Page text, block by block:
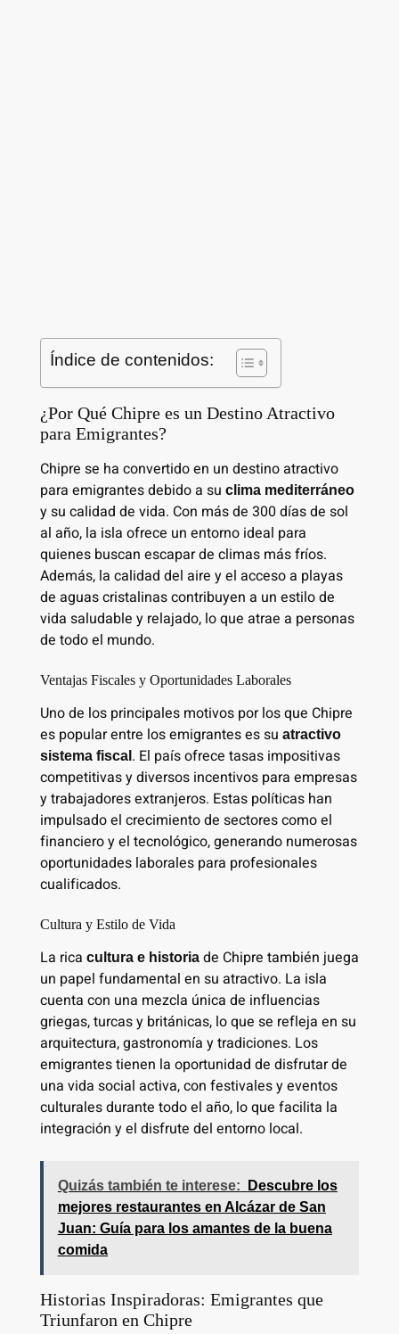
Índice de contenidos:
¿Por Qué Chipre es un Destino Atractivo
para Emigrantes?
Chipre se ha convertido en un destino atractivo
para emigrantes debido a su clima mediterráneo
y su calidad de vida. Con más de 300 días de sol
al año, la isla ofrece un entorno ideal para
quienes buscan escapar de climas más fríos.
Además, la calidad del aire y el acceso a playas
de aguas cristalinas contribuyen a un estilo de
vida saludable y relajado, lo que atrae a personas
de todo el mundo.
Ventajas Fiscales y Oportunidades Laborales
Uno de los principales motivos por los que Chipre
es popular entre los emigrantes es su atractivo
sistema fiscal . El país ofrece tasas impositivas
competitivas y diversos incentivos para empresas
y trabajadores extranjeros. Estas políticas han
impulsado el crecimiento de sectores como el
financiero y el tecnológico, generando numerosas
oportunidades laborales para profesionales
cualificados.
Cultura y Estilo de Vida
La rica cultura e historiade Chipre también juega
un papel fundamental en su atractivo. La isla
cuenta con una mezcla única de influencias
griegas, turcas y británicas, lo que se refleja en su
arquitectura, gastronomía y tradiciones. Los
emigrantes tienen la oportunidad de disfrutar de
una vida social activa, con festivales y eventos
culturales durante todo el año, lo que facilita la
integración y el disfrute del entorno local.
Quizás también te interese:
Descubre los
mejores restaurantes en Alcázar de San
Juan: Guía para los amantes de la buena
comida
Historias Inspiradoras: Emigrantes que
Triunfaron en Chipre